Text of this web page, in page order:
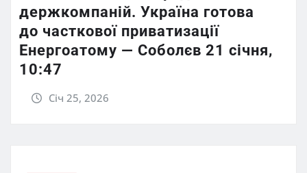
держкомпаній. Україна готова
до часткової приватизації
Енергоатому — Соболєв 21 січня,
10:47
Січ 25, 2026